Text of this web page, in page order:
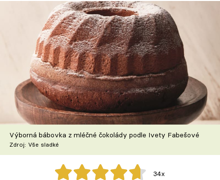
Recepty
Články
TV Program
Škola vaření
Recepty z TV
Speciál: Cuketa
Těhotnej kuchař
Výborná bábovka z mléčné čokolády podle Ivety Fabešové
Zdroj: Vše sladké
34x